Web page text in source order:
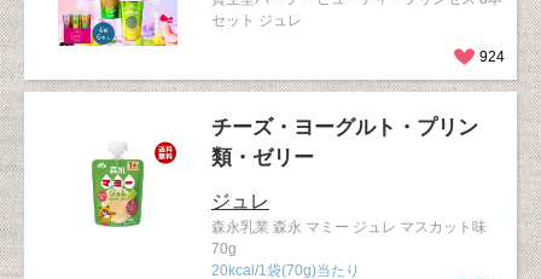
セット ジュレ
924
チーズ・ヨーグルト・プリン
類・ゼリー
ジュレ
森永乳業 森永 マミー ジュレ マスカット味
70g
20kcal/1袋(70g)当たり